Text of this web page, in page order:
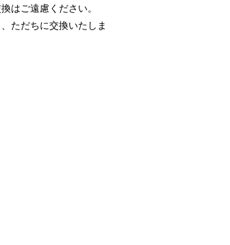
はご遠慮ください。
ただちに交換いたしま